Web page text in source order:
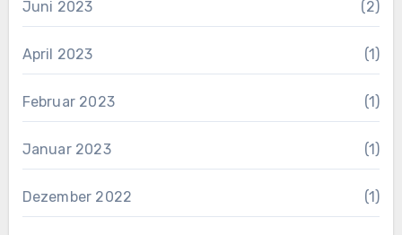
Juni 2023 (2)
April 2023 (1)
Februar 2023 (1)
Januar 2023 (1)
Dezember 2022 (1)